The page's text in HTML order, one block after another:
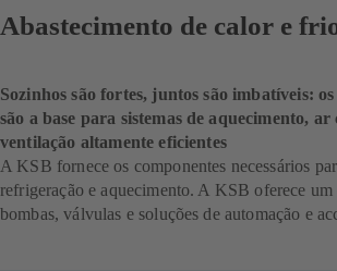
Abastecimento de calor e
Sozinhos são fortes, juntos são imbatíveis:
são a base para sistemas de aquecimento,
ventilação altamente eficientes
A KSB fornece os componentes necessários
refrigeração e aquecimento. A KSB oferece
bombas, válvulas e soluções de automação e